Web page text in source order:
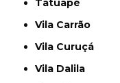
Tatuapé
Vila Carrão
Vila Curuçá
Vila Dalila